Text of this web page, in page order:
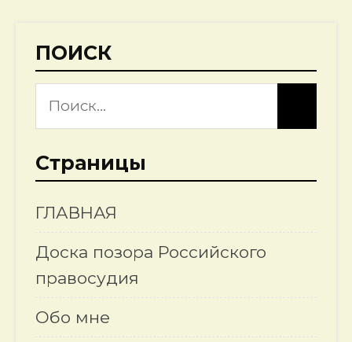
ПОИСК
Страницы
ГЛАВНАЯ
Доска позора Российского
правосудия
Обо мне